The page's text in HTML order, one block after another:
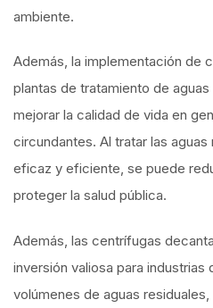
ambiente.
Además, la implementación de
plantas de tratamiento de
mejorar la calidad de vida en
circundantes. Al tratar las
eficaz y eficiente, se puede
proteger la salud pública.
Además, las centrífugas
inversión valiosa para industrias
volúmenes de aguas